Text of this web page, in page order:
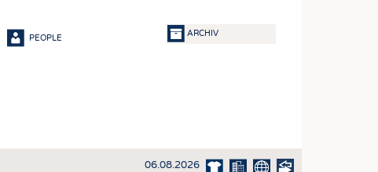
VLIESSTOFFE
PEOPLE ARCHIV
06.08.2026